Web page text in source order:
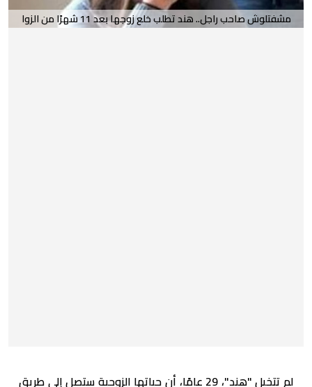
مشفتلوش صاحب راجل.. هند تطلب خلع زوجها بعد 11 شهرًا من الزوا
لم تتخيل "هند"، 29 عامًا، أن حياتها الزوجية ستصل إلى طريق